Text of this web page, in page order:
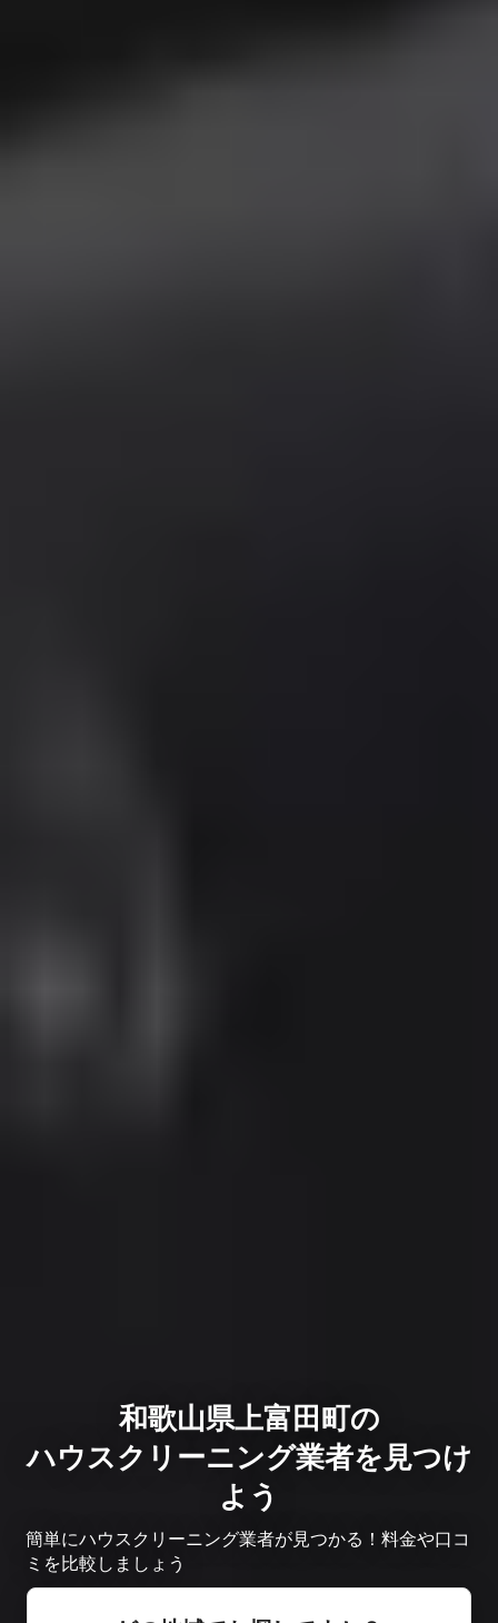
和歌山県上富田町の
ハウスクリーニング業者を見つけ
よう
簡単にハウスクリーニング業者が見つかる！料金や口コ
ミを比較しましょう